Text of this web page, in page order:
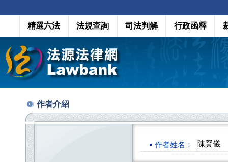
精選六法 法規查詢 司法判解 行政函釋
作者介紹
作者姓名： 陳賢儀